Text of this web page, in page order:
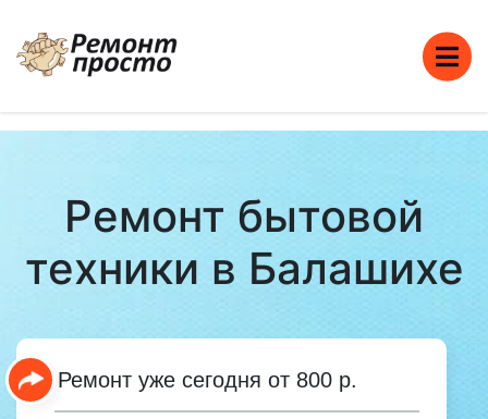
Ремонт бытовой
техники в Балашихе
Ремонт уже сегодня от 800 р.